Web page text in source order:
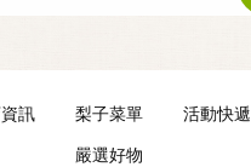
訊 梨子菜單 活動快遞
嚴選好物